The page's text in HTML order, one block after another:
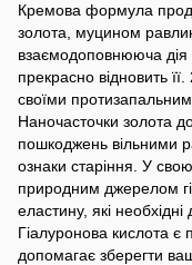
Кремова формула
золота, муцином
взаємодоповнююча дія
прекрасно відновить
своїми
Наночасточки золота
пошкоджень вільними
ознаки старіння. У свою
природним джерелом
еластину, які
Гіалуронова кислота
допомагає зберегти